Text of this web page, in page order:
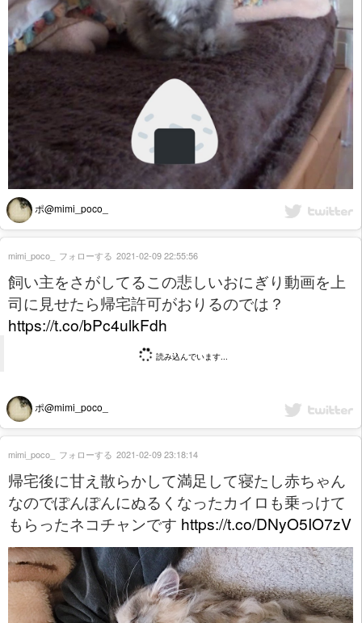
ポ@mimi_poco_
飼い主をさがしてるこの悲しいおにぎり動画を上
司に見せたら帰宅許可がおりるのでは？
https://t.co/bPc4ulkFdh
読み込んでいます...
ポ@mimi_poco_
mimi_poco_ フォローする 2021-02-09 22:55:56
帰宅後に甘え散らかして満足して寝たし赤ちゃん
なのでぽんぽんにぬるくなったカイロも乗っけて
もらったネコチャンです https://t.co/DNyO5IO7zV
mimi_poco_ フォローする 2021-02-09 23:18:14